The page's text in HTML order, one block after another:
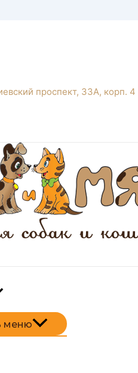
проспект, 33А, корп. 4
меню